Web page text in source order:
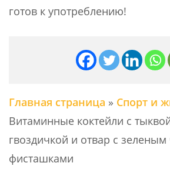
готов к употреблению!
Главная страница » Спорт и
Витаминные коктейли с
гвоздичкой и отвар с
фисташками